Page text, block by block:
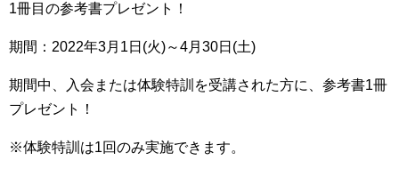
1冊目の参考書プレゼント！
期間：2022年3月1日(火)～4月30日(土)
期間中、入会または体験特訓を受講された方に、参考書1冊
プレゼント！
※体験特訓は1回のみ実施できます。